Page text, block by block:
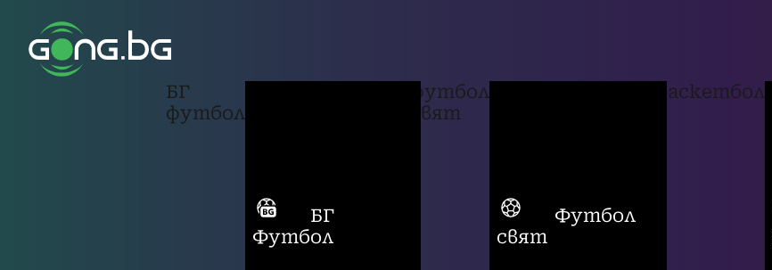
БГ
футбол
БГ
Футбол
футбол
свят
Футбол
свят
баскетбол